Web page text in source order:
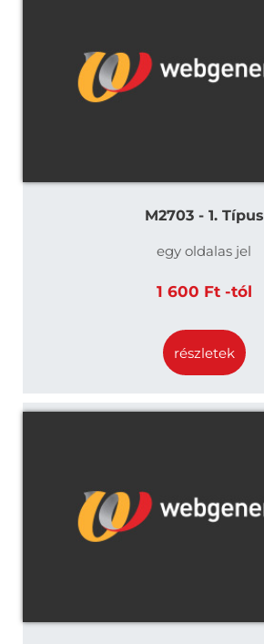
M2703 - 1. Típus
egy oldalas jel
1 600 Ft -tól
részletek